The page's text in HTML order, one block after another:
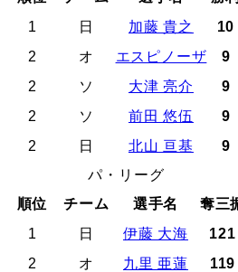
1
日 加藤 貴之
10
2
オ エスピノーザ
9
2
ソ 大津 亮介
9
2
ソ 前田 悠伍
9
2
日 北山 亘基
9
パ・リーグ
順位
チーム 選手名
奪三
1
日 伊藤 大海
121
2
オ 九里 亜蓮
119